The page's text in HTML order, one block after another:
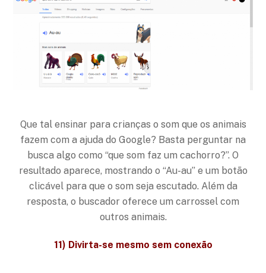
Que tal ensinar para crianças o som que os animais
fazem com a ajuda do Google? Basta perguntar na
busca algo como “que som faz um cachorro?”. O
resultado aparece, mostrando o “Au-au” e um botão
clicável para que o som seja escutado. Além da
resposta, o buscador oferece um carrossel com
outros animais.
11) Divirta-se mesmo sem conexão